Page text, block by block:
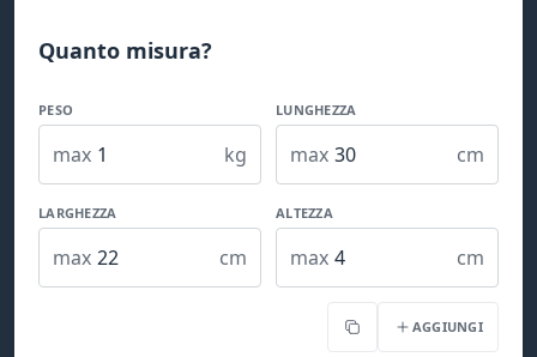
Quanto misura?
PESO
max kg
LUNGHEZZA
max cm
LARGHEZZA
max cm
ALTEZZA
max cm
Copia AGGIUNGI